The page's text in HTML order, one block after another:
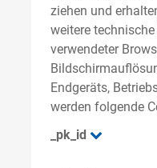
ziehen und
weitere
verwendeter
Endgeräts,
werden folgende
_pk_id